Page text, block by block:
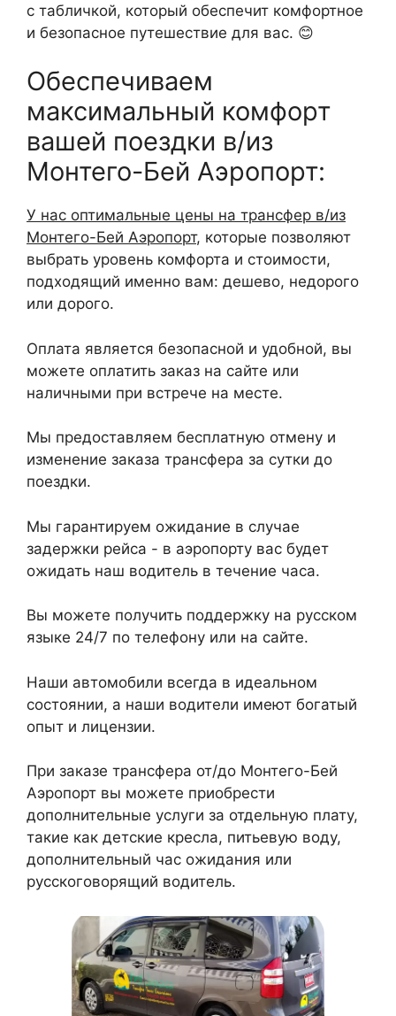
с табличкой, который обеспечит комфортное
и безопасное путешествие для вас. 😊
Обеспечиваем
максимальный комфорт
вашей поездки в/из
Монтего-Бей Аэропорт:
У нас оптимальные цены на трансфер в/из
Монтего-Бей Аэропорт, которые позволяют
выбрать уровень комфорта и стоимости,
подходящий именно вам: дешево, недорого
или дорого.
Оплата является безопасной и удобной, вы
можете оплатить заказ на сайте или
наличными при встрече на месте.
Мы предоставляем бесплатную отмену и
изменение заказа трансфера за сутки до
поездки.
Мы гарантируем ожидание в случае
задержки рейса - в аэропорту вас будет
ожидать наш водитель в течение часа.
Вы можете получить поддержку на русском
языке 24/7 по телефону или на сайте.
Наши автомобили всегда в идеальном
состоянии, а наши водители имеют богатый
опыт и лицензии.
При заказе трансфера от/до Монтего-Бей
Аэропорт вы можете приобрести
дополнительные услуги за отдельную плату,
такие как детские кресла, питьевую воду,
дополнительный час ожидания или
русскоговорящий водитель.